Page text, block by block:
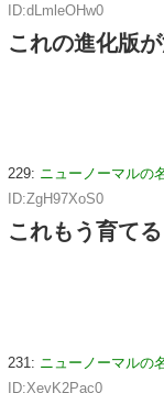
ID:dLmleOHw0
これの進化版
229: ニューノーマルの
ID:ZgH97XoS0
これもう育て
231: ニューノーマルの
ID:XevK2Pac0